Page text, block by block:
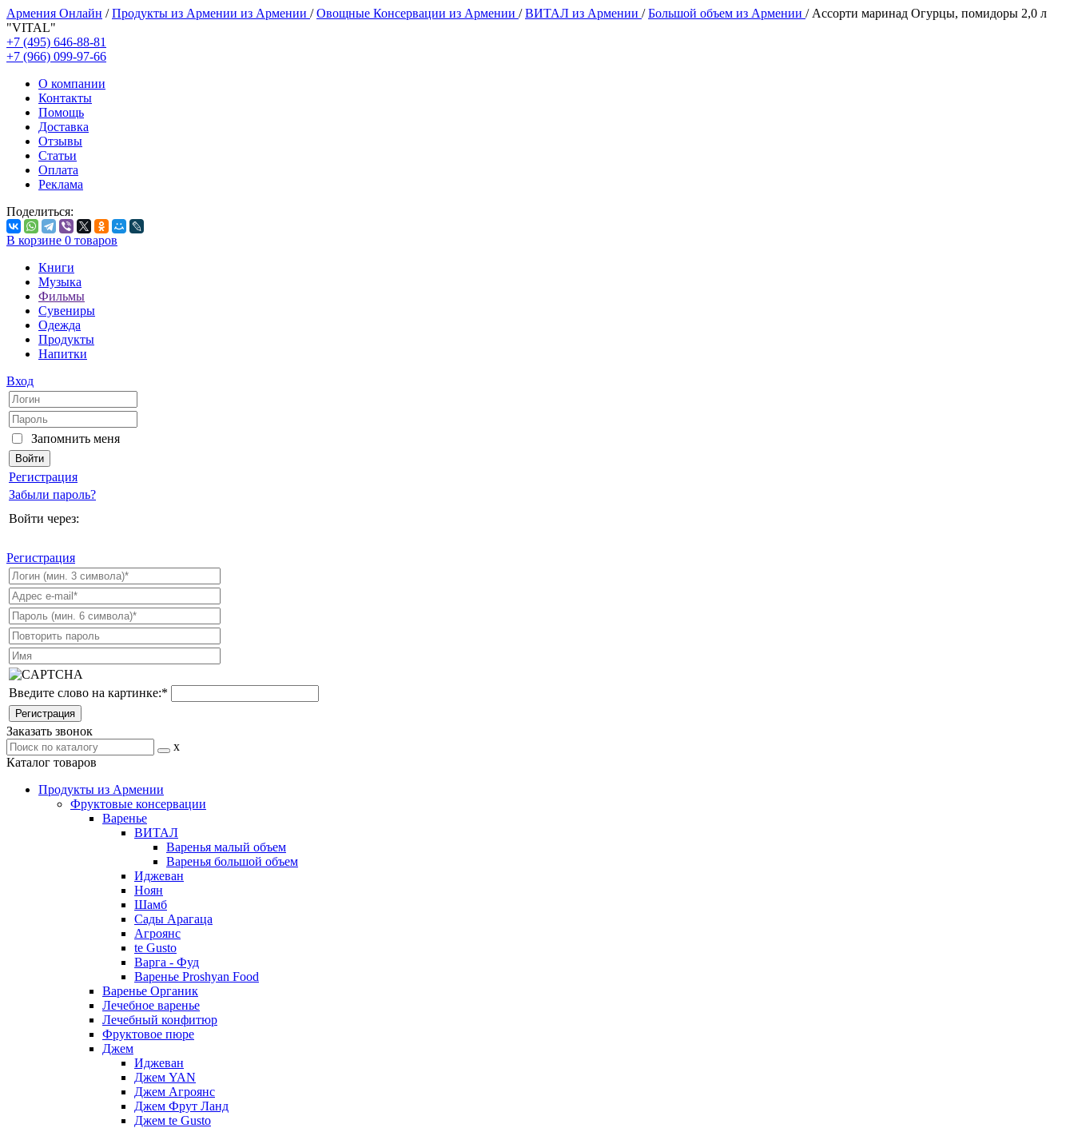
Армения Онлайн /Продукты из Армении из Армении /Овощные Консервации из Армении /ВИТАЛ из Армении /Большой объем из Армении / Ассорти маринад Огурцы, помидоры 2,0 л
"VITAL"
+7 (495) 646-88-81
+7 (966) 099-97-66
О компании
Контакты
Помощь
Доставка
Отзывы
Статьи
Оплата
Реклама
Поделиться:
В корзине 0 товаров
Книги
Музыка
Фильмы
Сувениры
Одежда
Продукты
Напитки
Вход
Запомнить меня
Регистрация
Забыли пароль?
Войти через:
Регистрация
Введите слово на картинке:*
Заказать звонок
x
Каталог товаров
Продукты из Армении
Фруктовые консервации
Варенье
ВИТАЛ
Варенья малый объем
Варенья большой объем
Иджеван
Ноян
Шамб
Сады Арагаца
Агроянс
te Gusto
Варга - Фуд
Варенье Proshyan Food
Варенье Органик
Лечебное варенье
Лечебный конфитюр
Фруктовое пюре
Джем
Иджеван
Джем YAN
Джем Агроянс
Джем Фрут Ланд
Джем te Gusto